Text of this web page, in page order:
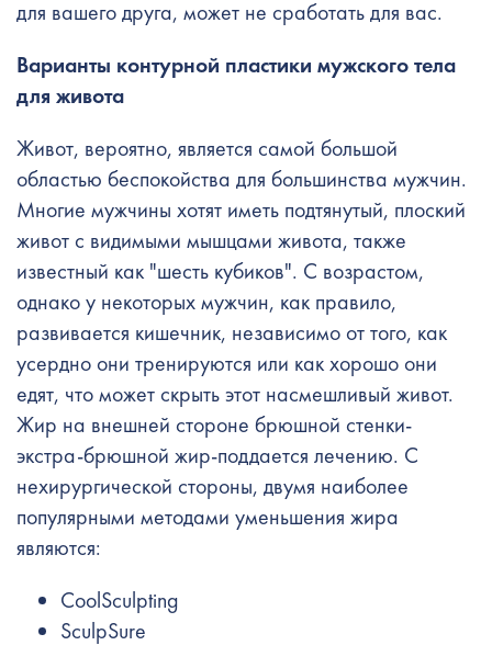
для вашего друга, может не сработать для вас.
Варианты контурной пластики мужского тела
для живота
Живот, вероятно, является самой большой
областью беспокойства для большинства мужчин.
Многие мужчины хотят иметь подтянутый, плоский
живот с видимыми мышцами живота, также
известный как "шесть кубиков". С возрастом,
однако у некоторых мужчин, как правило,
развивается кишечник, независимо от того, как
усердно они тренируются или как хорошо они
едят, что может скрыть этот насмешливый живот.
Жир на внешней стороне брюшной стенки-
экстра-брюшной жир-поддается лечению. С
нехирургической стороны, двумя наиболее
популярными методами уменьшения жира
являются:
CoolSculpting
SculpSure